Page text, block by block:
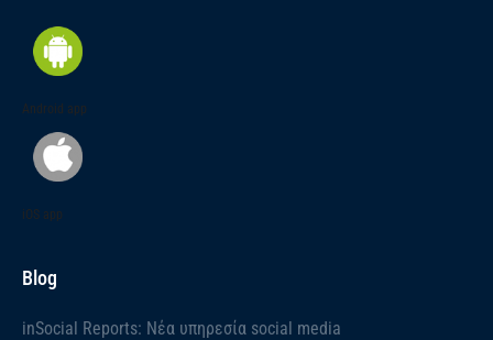
Android app
iOS app
Blog
inSocial Reports: Νέα υπηρεσία social media